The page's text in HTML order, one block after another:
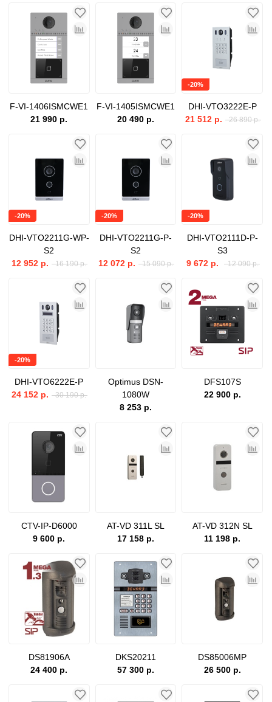
F-VI-1406ISMCWE1
21 990 р.
F-VI-1405ISMCWE1
20 490 р.
-20%
DHI-VTO3222E-P
26 890 р.
21 512 р.
-20%
DHI-VTO2211G-WP-
S2
16 190 р.
12 952 р.
-20%
DHI-VTO2211G-P-
S2
15 090 р.
12 072 р.
-20%
DHI-VTO2111D-P-
S3
12 090 р.
9 672 р.
-20%
DHI-VTO6222E-P
30 190 р.
24 152 р.
Optimus DSN-
1080W
8 253 р.
DFS107S
22 900 р.
CTV-IP-D6000
9 600 р.
AT-VD 311L SL
17 158 р.
AT-VD 312N SL
11 198 р.
DS81906A
24 400 р.
DKS20211
57 300 р.
DS85006MP
26 500 р.